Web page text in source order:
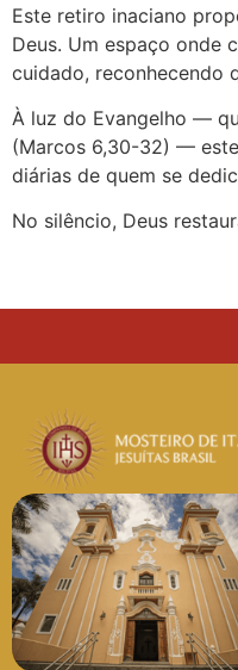
Este retiro inaciano
Deus. Um espaço onde
cuidado, reconhecendo
À luz do Evangelho —
(Marcos 6,30-32) —
diárias de quem se
No silêncio, Deus